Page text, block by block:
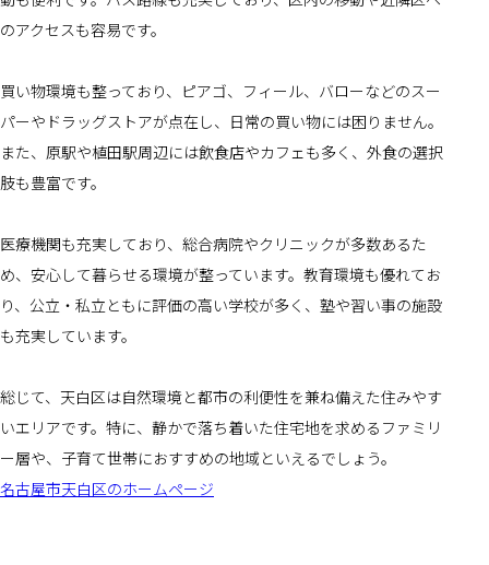
のアクセスも容易です。
買い物環境も整っており、ピアゴ、フィール、バローなどのスー
パーやドラッグストアが点在し、日常の買い物には困りません。
また、原駅や植田駅周辺には飲食店やカフェも多く、外食の選択
肢も豊富です。
医療機関も充実しており、総合病院やクリニックが多数あるた
め、安心して暮らせる環境が整っています。教育環境も優れてお
り、公立・私立ともに評価の高い学校が多く、塾や習い事の施設
も充実しています。
総じて、天白区は自然環境と都市の利便性を兼ね備えた住みやす
いエリアです。特に、静かで落ち着いた住宅地を求めるファミリ
ー層や、子育て世帯におすすめの地域といえるでしょう。
名古屋市天白区のホームページ